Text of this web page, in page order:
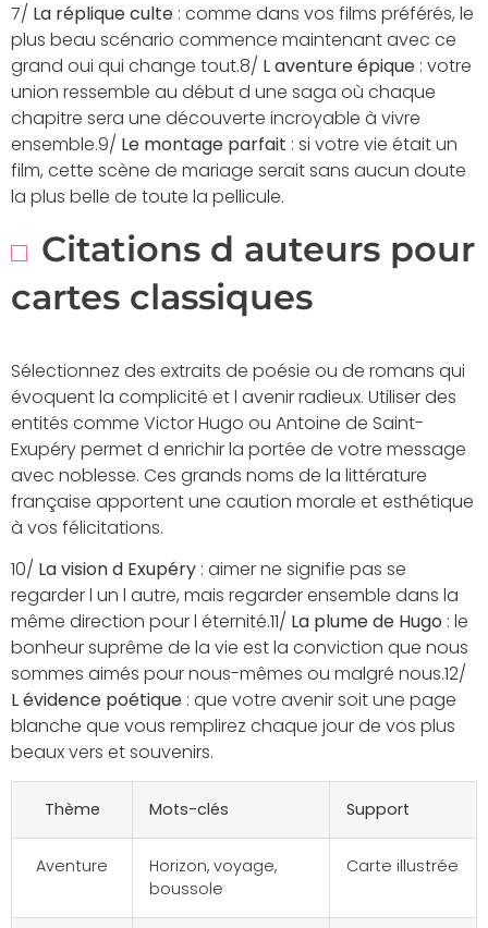
7/ La réplique culte : comme dans vos films préférés, le
plus beau scénario commence maintenant avec ce
grand oui qui change tout.8/ L aventure épique : votre
union ressemble au début d une saga où chaque
chapitre sera une découverte incroyable à vivre
ensemble.9/ Le montage parfait : si votre vie était un
film, cette scène de mariage serait sans aucun doute
la plus belle de toute la pellicule.
Citations d auteurs pour
cartes classiques
Sélectionnez des extraits de poésie ou de romans qui
évoquent la complicité et l avenir radieux. Utiliser des
entités comme Victor Hugo ou Antoine de Saint-
Exupéry permet d enrichir la portée de votre message
avec noblesse. Ces grands noms de la littérature
française apportent une caution morale et esthétique
à vos félicitations.
10/ La vision d Exupéry : aimer ne signifie pas se
regarder l un l autre, mais regarder ensemble dans la
même direction pour l éternité.11/ La plume de Hugo : le
bonheur suprême de la vie est la conviction que nous
sommes aimés pour nous-mêmes ou malgré nous.12/
L évidence poétique : que votre avenir soit une page
blanche que vous remplirez chaque jour de vos plus
beaux vers et souvenirs.
Thème Mots-clés Support
Aventure
Horizon, voyage,
boussole
Carte illustrée